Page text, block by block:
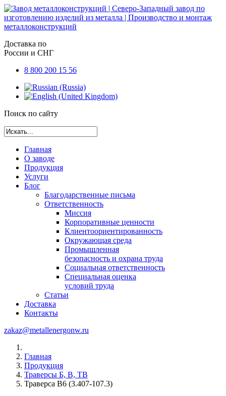
Доставка по
России и СНГ
8 800 200 15 56
Поиск по сайту
Главная
О заводе
Продукция
Услуги
Блог
Благодарственные письма
Ответственность
Миссия
Корпоративные ценности
Клиентоориентированность
Окружающая среда
Промышленная
безопасность и охрана труда
Социальная ответственность
Специальная оценка
условий труда
Статьи
Доставка
Контакты
zakaz@metallenergonw.ru
Главная
Продукция
Траверсы Б, В, ТВ
Траверса В6 (3.407-107.3)